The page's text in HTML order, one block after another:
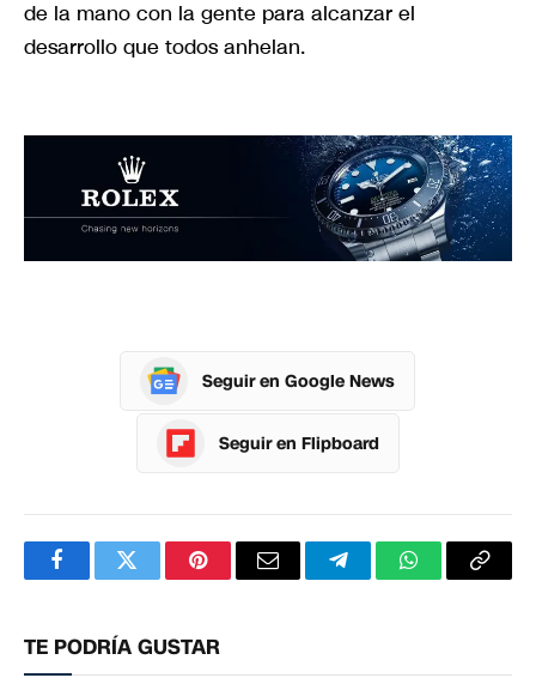
de la mano con la gente para alcanzar el
desarrollo que todos anhelan.
Seguir en Google News
Seguir en Flipboard
FacebookTwitterPinterestCorreoTelegramWhatsApp
TE PODRÍA GUSTAR